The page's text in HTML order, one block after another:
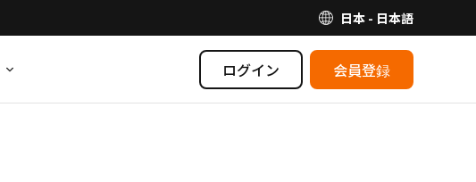
日本 - 日本語
ログイン 会員登録